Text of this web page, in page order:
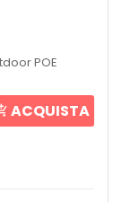
POE
ACQUISTA